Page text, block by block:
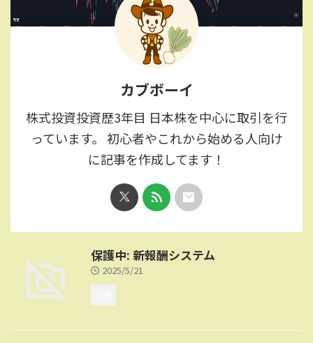
カブボーイ
株式投資投資歴3年目 日本株を中心に取引を行
っています。 初心者やこれから始める人向け
に記事を作成してます！
保護中: 新報酬システム
2025/5/21